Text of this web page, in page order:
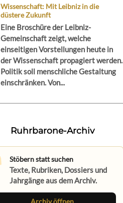
Wissenschaft: Mit Leibniz in die
düstere Zukunft
Eine Broschüre der Leibniz-
Gemeinschaft zeigt, welche
einseitigen Vorstellungen heute in
der Wissenschaft propagiert werden.
Politik soll menschliche Gestaltung
einschränken. Von...
Ruhrbarone-Archiv
Stöbern statt suchen
Texte, Rubriken, Dossiers und
Jahrgänge aus dem Archiv.
Archiv öffnen